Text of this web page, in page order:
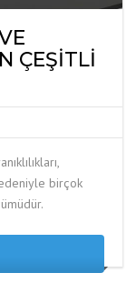
ÇEŞITLI
birçok